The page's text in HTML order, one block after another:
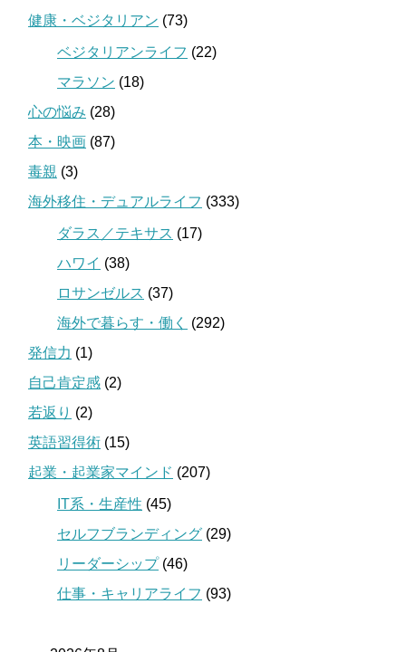
健康・ベジタリアン (73)
ベジタリアンライフ (22)
マラソン (18)
心の悩み (28)
本・映画 (87)
毒親 (3)
海外移住・デュアルライフ (333)
ダラス／テキサス (17)
ハワイ (38)
ロサンゼルス (37)
海外で暮らす・働く
(292)
発信力 (1)
自己肯定感 (2)
若返り (2)
英語習得術 (15)
起業・起業家マインド (207)
IT系・生産性 (45)
セルフブランディング (29)
リーダーシップ (46)
仕事・キャリアライフ (93)